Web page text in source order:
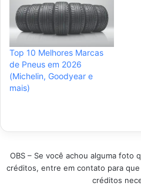
vendas e notas altas
atualmente.
Analisamos opções
com excelente
aderência e
resistência para as
estradas brasileiras,
garantindo uma
excessivos. Produtos
Top 10 Melhores Marcas
de Pneus em 2026
(Michelin, Goodyear e
mais)
OBS – Se você achou alguma foto
créditos, entre em contato para
créditos